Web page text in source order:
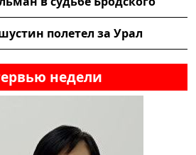
полетел за Урал
недели